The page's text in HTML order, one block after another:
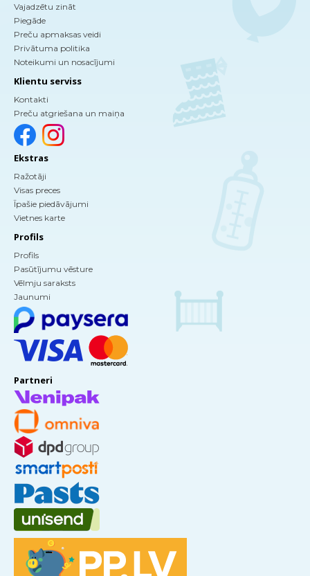
Vajadzētu zināt
Piegāde
Preču apmaksas veidi
Privātuma politika
Noteikumi un nosacījumi
Klientu serviss
Kontakti
Preču atgriešana un maiņa
Ekstras
Ražotāji
Visas preces
Īpašie piedāvājumi
Vietnes karte
Profils
Profils
Pasūtījumu vēsture
Vēlmju saraksts
Jaunumi
Partneri